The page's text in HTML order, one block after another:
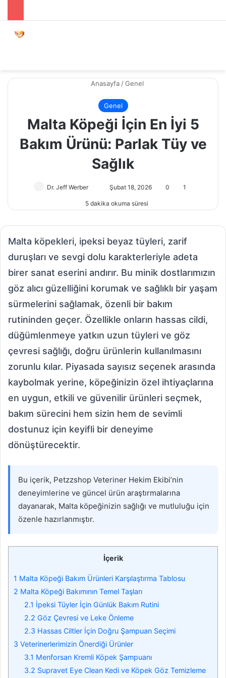
Anasayfa /Genel
Genel
Malta Köpeği İçin En İyi 5
Bakım Ürünü: Parlak Tüy ve
Sağlık
Dr. Jeff Werber
posta
Şubat 18, 2026 0 1
5 dakika okuma süresi
Malta köpekleri, ipeksi beyaz tüyleri, zarif
duruşları ve sevgi dolu karakterleriyle adeta
birer sanat eserini andırır. Bu minik dostlarımızın
göz alıcı güzelliğini korumak ve sağlıklı bir yaşam
sürmelerini sağlamak, özenli bir bakım
rutininden geçer. Özellikle onların hassas cildi,
düğümlenmeye yatkın uzun tüyleri ve göz
çevresi sağlığı, doğru ürünlerin kullanılmasını
zorunlu kılar. Piyasada sayısız seçenek arasında
kaybolmak yerine, köpeğinizin özel ihtiyaçlarına
en uygun, etkili ve güvenilir ürünleri seçmek,
bakım sürecini hem sizin hem de sevimli
dostunuz için keyifli bir deneyime
dönüştürecektir.
Bu içerik, Petzzshop Veteriner Hekim Ekibi’nin
deneyimlerine ve güncel ürün araştırmalarına
dayanarak, Malta köpeğinizin sağlığı ve mutluluğu için
özenle hazırlanmıştır.
İçerik
1 Malta Köpeği Bakım Ürünleri Karşılaştırma Tablosu
2 Malta Köpeği Bakımının Temel Taşları
2.1 İpeksi Tüyler İçin Günlük Bakım Rutini
2.2 Göz Çevresi ve Leke Önleme
2.3 Hassas Ciltler İçin Doğru Şampuan Seçimi
3 Veterinerlerimizin Önerdiği Ürünler
3.1 Menforsan Kremli Köpek Şampuanı
3.2 Supravet Eye Clean Kedi ve Köpek Göz Temizleme